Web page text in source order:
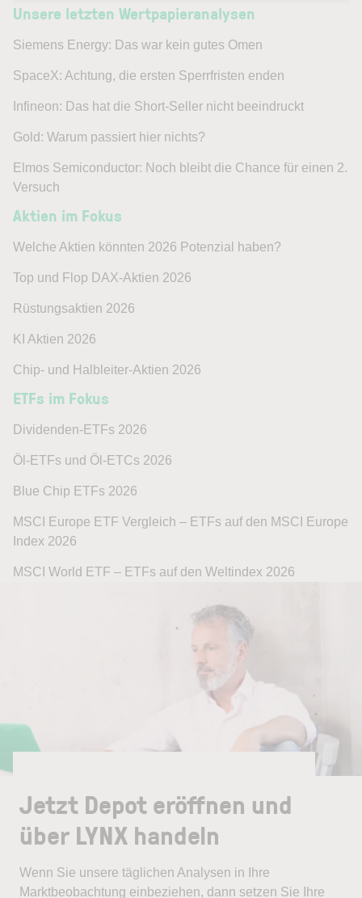
Unsere letzten Wertpapieranalysen
Siemens Energy: Das war kein gutes Omen
SpaceX: Achtung, die ersten Sperrfristen enden
Infineon: Das hat die Short-Seller nicht beeindruckt
Gold: Warum passiert hier nichts?
Elmos Semiconductor: Noch bleibt die Chance für einen 2.
Versuch
Aktien im Fokus
Welche Aktien könnten 2026 Potenzial haben?
Top und Flop DAX-Aktien 2026
Rüstungsaktien 2026
KI Aktien 2026
Chip- und Halbleiter-Aktien 2026
ETFs im Fokus
Dividenden-ETFs 2026
Öl-ETFs und Öl-ETCs 2026
Blue Chip ETFs 2026
MSCI Europe ETF Vergleich – ETFs auf den MSCI Europe
Index 2026
MSCI World ETF – ETFs auf den Weltindex 2026
Jetzt Depot eröffnen und
über LYNX handeln
Wenn Sie unsere täglichen Analysen in Ihre
Marktbeobachtung einbeziehen, dann setzen Sie Ihre